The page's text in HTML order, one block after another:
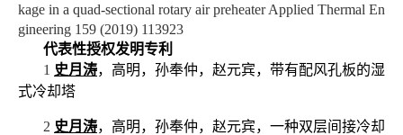
kage in a quad-sectional rotary air preheater Applied Thermal En
gineering 159 (2019) 113923
代表性授权发明专利
1 史月涛，高明，孙奉仲，赵元宾，带有配风孔板的湿
式冷却塔
2 史月涛，高明，孙奉仲，赵元宾，一种双层间接冷却